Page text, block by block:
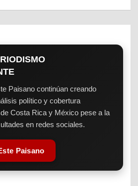
Paisano continúan creando
político y cobertura
Costa Rica y México pese a la
en redes sociales.
Paisano